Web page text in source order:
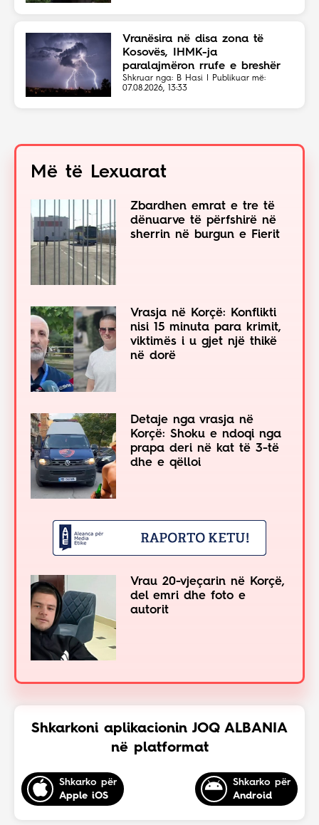
Vranësira në disa zona të
Kosovës, IHMK-ja
paralajmëron rrufe e breshër
Shkruar nga: B Hasi | Publikuar më:
07.08.2026, 13:33
Më të Lexuarat
Zbardhen emrat e tre të
dënuarve të përfshirë në
sherrin në burgun e Fierit
Vrasja në Korçë: Konflikti
nisi 15 minuta para krimit,
viktimës i u gjet një thikë
në dorë
Detaje nga vrasja në
Korçë: Shoku e ndoqi nga
prapa deri në kat të 3-të
dhe e qëlloi
Vrau 20-vjeçarin në Korçë,
del emri dhe foto e
autorit
Shkarkoni aplikacionin JOQ ALBANIA
në platformat
Shkarko për
Apple iOS
Shkarko për
Android